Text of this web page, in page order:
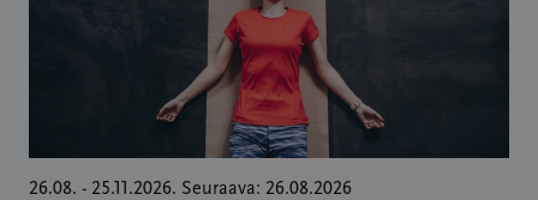
26.08. - 25.11.2026. Seuraava: 26.08.2026